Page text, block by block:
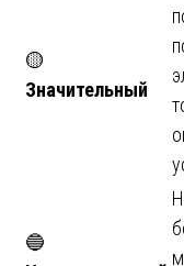
🟡
Значительный
🔵